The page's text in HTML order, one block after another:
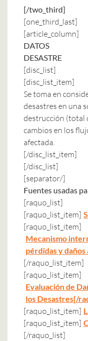
[/two_third]
[one_third_last]
[article_column]
DATOS
DESASTRE
[disc_list]
[disc_list_item]
Se toma en
desastres en una
destrucción (total
cambios en los
afectada.
[/disc_list_item]
[/disc_list]
[separator/]
Fuentes usadas
[raquo_list]
[raquo_list_item]
[raquo_list_item]
Mecanismo
pérdidas y daños
[/raquo_list_item]
[raquo_list_item]
Evaluación de
los Desastres[/
[raquo_list_item]
[raquo_list_item]
[/raquo_list]